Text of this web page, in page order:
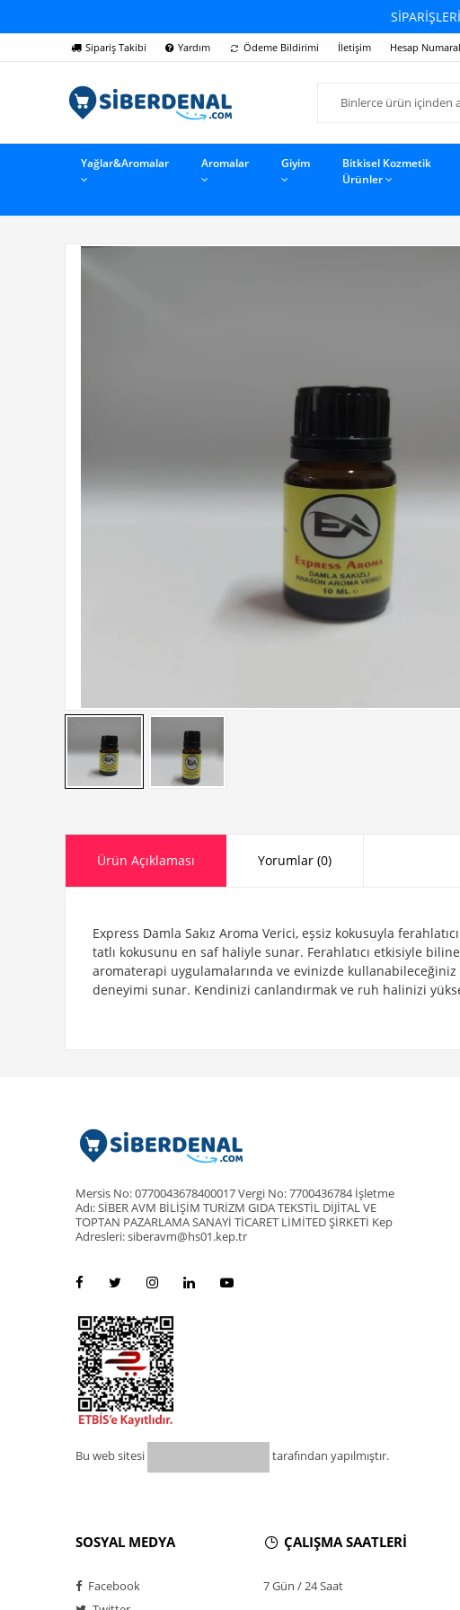
Sipariş Takibi Yardım Ödeme Bildirimi İletişim Hesap
Yağlar&Aromalar Aromalar Giyim
Bitkisel Kozmetik
Ürünler
Ürün Açıklaması Yorumlar (0)
Express Damla Sakız Aroma Verici, eşsiz kokusuyla
tatlı kokusunu en saf haliyle sunar. Ferahlatıcı etkisiyle
aromaterapi uygulamalarında ve evinizde
deneyimi sunar. Kendinizi canlandırmak ve ruh halinizi
Mersis No: 0770043678400017 Vergi No: 7700436784 İşletme
Adı: SİBER AVM BİLİŞİM TURİZM GIDA TEKSTİL DİJİTAL VE
TOPTAN PAZARLAMA SANAYİ TİCARET LİMİTED ŞİRKETİ Kep
Adresleri: siberavm@hs01.kep.tr
Bu web sitesi tarafından yapılmıştır.
SOSYAL MEDYA
Facebook
ÇALIŞMA SAATLERİ
7 Gün / 24 Saat